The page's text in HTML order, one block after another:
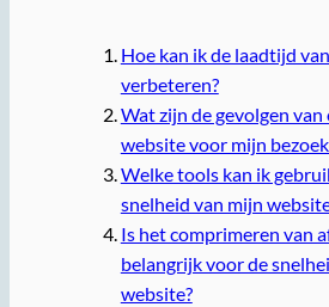
Hoe kan ik de laadtijd
verbeteren?
Wat zijn de gevolgen van
website voor mijn
Welke tools kan ik
snelheid van mijn
Is het comprimeren van
belangrijk voor de
website?